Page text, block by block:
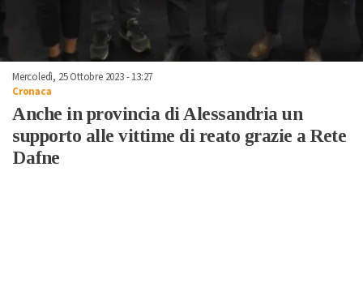
Mercoledì, 25 Ottobre 2023 - 13:27
Cronaca
Anche in provincia di Alessandria un
supporto alle vittime di reato grazie a Rete
Dafne